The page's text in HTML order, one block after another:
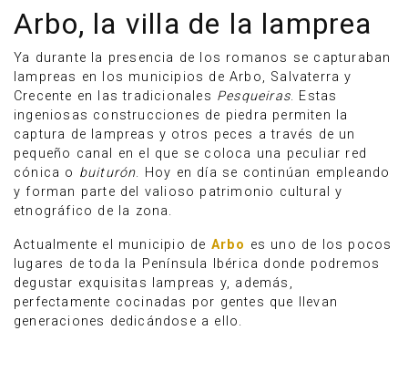
Arbo, la villa de la lamprea
Ya durante la presencia de los romanos se capturaban
lampreas en los municipios de Arbo, Salvaterra y
Crecente en las tradicionales Pesqueiras. Estas
ingeniosas construcciones de piedra permiten la
captura de lampreas y otros peces a través de un
pequeño canal en el que se coloca una peculiar red
cónica o buiturón. Hoy en día se continúan empleando
y forman parte del valioso patrimonio cultural y
etnográfico de la zona.
Actualmente el municipio de Arbo es uno de los pocos
lugares de toda la Península Ibérica donde podremos
degustar exquisitas lampreas y, además,
perfectamente cocinadas por gentes que llevan
generaciones dedicándose a ello.